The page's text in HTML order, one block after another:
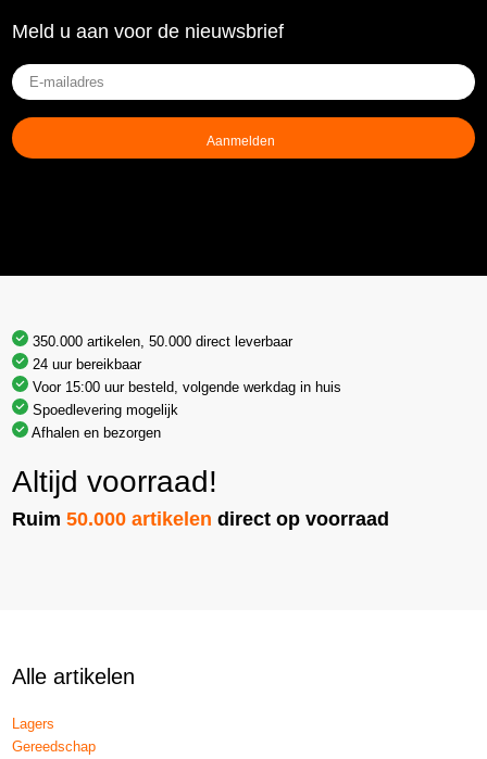
Meld u aan voor de nieuwsbrief
E-
mailadres
(Vereist)
350.000 artikelen, 50.000 direct leverbaar
24 uur bereikbaar
Voor 15:00 uur besteld, volgende werkdag in huis
Spoedlevering mogelijk
Afhalen en bezorgen
Altijd voorraad!
Ruim50.000 artikelen direct op voorraad
Alle artikelen
Lagers
Gereedschap